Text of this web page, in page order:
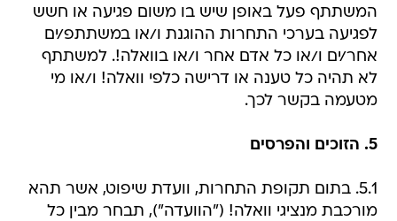
המשתתף פעל באופן שיש בו משום פגיעה או חשש
לפגיעה בערכי התחרות ההוגנת ו/או במשתתפ/ים
אחר/ים ו/או כל אדם אחר ו/או בוואלה!. למשתתף
לא תהיה כל טענה או דרישה כלפי וואלה! ו/או מי
מטעמה בקשר לכך.
5. הזוכים והפרסים
5.1. בתום תקופת התחרות, וועדת שיפוט, אשר תהא
מורכבת מנציגי וואלה! ("הוועדה"), תבחר מבין כל